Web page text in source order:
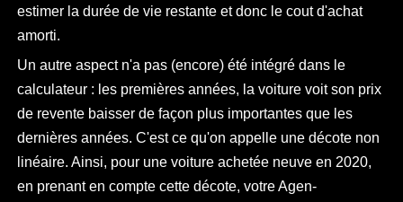
estimer la durée de vie restante et donc le cout d'achat
amorti.
Un autre aspect n'a pas (encore) été intégré dans le
calculateur : les premières années, la voiture voit son prix
de revente baisser de façon plus importantes que les
dernières années. C'est ce qu'on appelle une décote non
linéaire. Ainsi, pour une voiture achetée neuve en 2020,
en prenant en compte cette décote, votre Agen-